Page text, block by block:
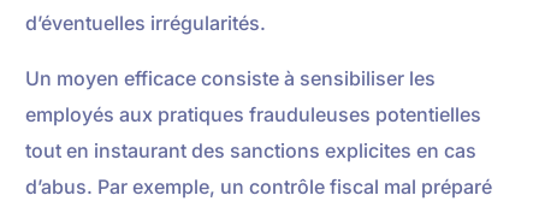
d’éventuelles irrégularités.
Un moyen efficace consiste à sensibiliser les
employés aux pratiques frauduleuses potentielles
tout en instaurant des sanctions explicites en cas
d’abus. Par exemple, un contrôle fiscal mal préparé